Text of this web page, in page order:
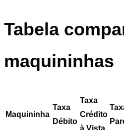
Tabela
maquininhas
Maquininha
Taxa
Débito
Taxa
Crédito
à Vista